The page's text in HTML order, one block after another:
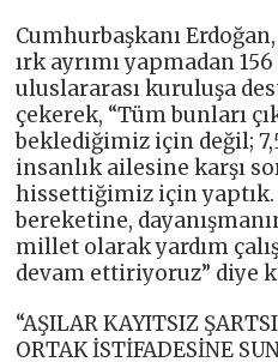
Cumhurbaşkanı
ırk ayrımı yapmadan
uluslararası kuruluşa
çekerek, “Tüm bunları
beklediğimiz için değil;
insanlık ailesine karşı
hissettiğimiz için yaptık.
bereketine,
millet olarak yardım
devam ettiriyoruz” diye
“AŞILAR KAYITSIZ
ORTAK İSTİFADESİNE